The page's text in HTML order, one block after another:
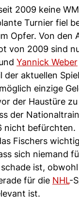
2009 keine
Turnier fiel
Opfer. Von den
von 2009 sind
Yannick Weber
der aktuellen
einzige
der Haustüre
der
nicht befürchten.
Fischers
sich niemand
ist,
für die NHL-
ist.